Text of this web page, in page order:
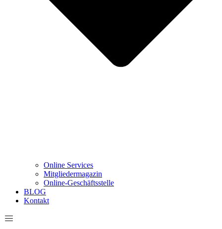
Online Services
Mitgliedermagazin
Online-Geschäftsstelle
BLOG
Kontakt